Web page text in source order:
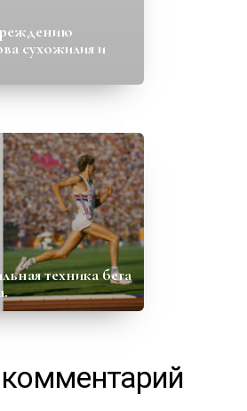
сухожилия и
техника бега
комментарий